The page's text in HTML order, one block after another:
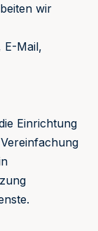
wir
E-Mail,
Einrichtung